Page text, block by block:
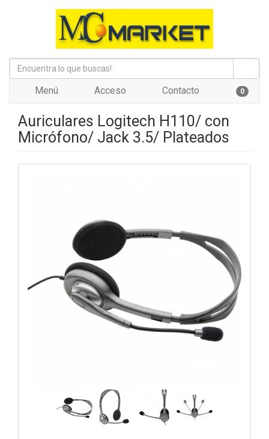
Menú Acceso Contacto 0
Auriculares Logitech H110/ con
Micrófono/ Jack 3.5/ Plateados